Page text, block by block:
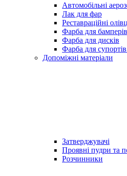
Автомобільні
Лак для фар
Реставраційні
Фарба для бамперів
Фарба для дисків
Фарба для
Допоміжні матеріали
Затверджувачі
Проявні пудри та
Розчинники